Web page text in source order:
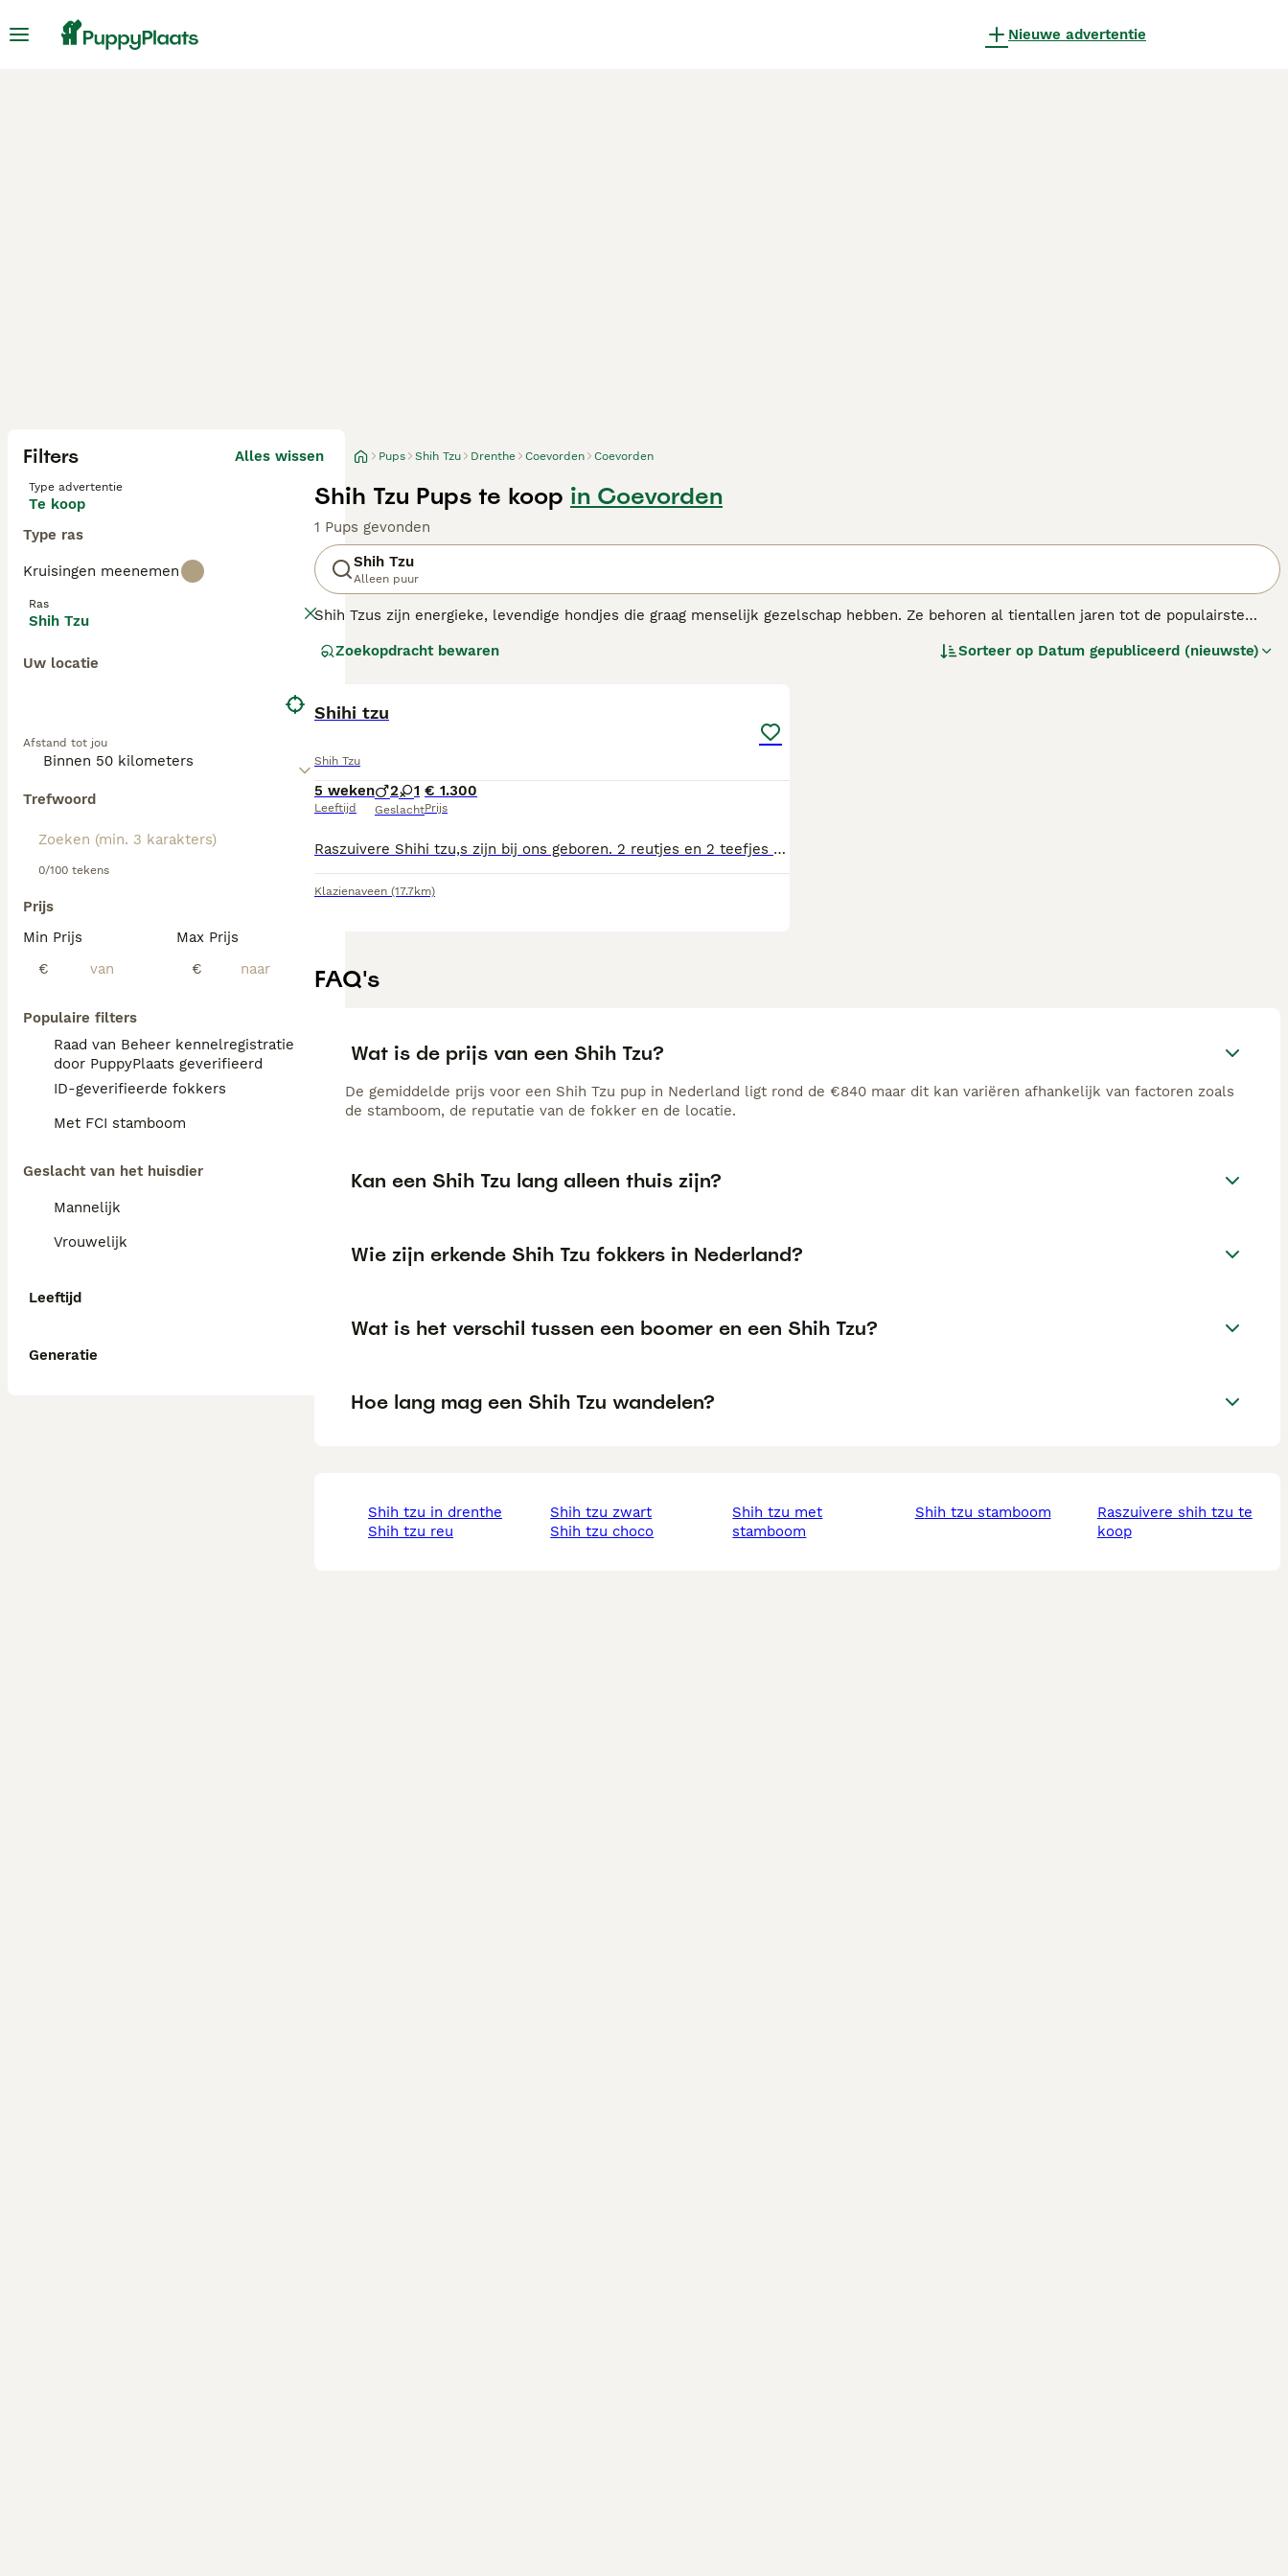
Nieuwe advertentie
Filters Alles wissen
Type advertentie
Te koop
Type ras
Kruisingen meenemen
Ras
Shih Tzu
Uw locatie
Afstand tot jou
Trefwoord
0/100 tekens
Prijs
Min Prijs
€
Max Prijs
€
Populaire filters
Raad van Beheer kennelregistratie
door PuppyPlaats geverifieerd
ID-geverifieerde fokkers
Met FCI stamboom
Geslacht van het huisdier
Mannelijk
Vrouwelijk
Leeftijd
Generatie
Pups Shih Tzu Drenthe Coevorden Coevorden
Shih Tzu Pups te koop in Coevorden
1 Pups gevonden
Shih Tzu
Alleen puur
Shih Tzus zijn energieke, levendige hondjes die graag menselijk gezelschap hebben. Ze behoren al tientallen jaren tot de populairste
levensduur. Ze passen zich van nature ook goed aan en zijn gelukkig in zowel huizen als appartementen.
Zoekopdracht bewaren Sorteer op Datum gepubliceerd (nieuwste)
Shihi tzu
Shih Tzu
5 weken
Leeftijd
2 1
Geslacht
€ 1.300
Prijs
Raszuivere Shihi tzu,s zijn bij ons geboren. 2 reutjes en 2 teefjes op 30 juni en 25 augustus mogen ze het nestje verlaten. Ze worden in de huiskamer grootgebracht en gesocialiseerd en gewend aan alle geluidjes. Een choco reutje beschikbaar. Een red coler reutje beschikbaar. Een merle choco teefje is gereserveerd. Een geëmailleerd grijs teefje is gereserveerd Ze zijn op zoek naar een warm blijvend huisje waar ze alle liefde krijgen. Kunt u ze dat bieden neem dan gerust contact met mij op of een belletje. Ze worden volgens schema ontwormd. Geënt, gechipt, gezondheids verklaring en Europees paspoort. Als de puppies het nestje verlaten krijgen ze een puppie parketje mee. Mvg Willy Claus
Klazienaveen (17.7km)
FAQ's
Wat is de prijs van een Shih Tzu?
De gemiddelde prijs voor een Shih Tzu pup in Nederland ligt rond de €840 maar dit kan variëren afhankelijk van factoren zoals
de stamboom, de reputatie van de fokker en de locatie.
Kan een Shih Tzu lang alleen thuis zijn?
Wie zijn erkende Shih Tzu fokkers in Nederland?
Wat is het verschil tussen een boomer en een Shih Tzu?
Hoe lang mag een Shih Tzu wandelen?
shih tzu in drenthe
shih tzu reu
shih tzu zwart
shih tzu choco
shih tzu met
stamboom
shih tzu stamboom
raszuivere shih tzu te
koop